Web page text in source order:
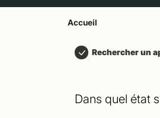
Accueil
Rechercher un
Dans quel état